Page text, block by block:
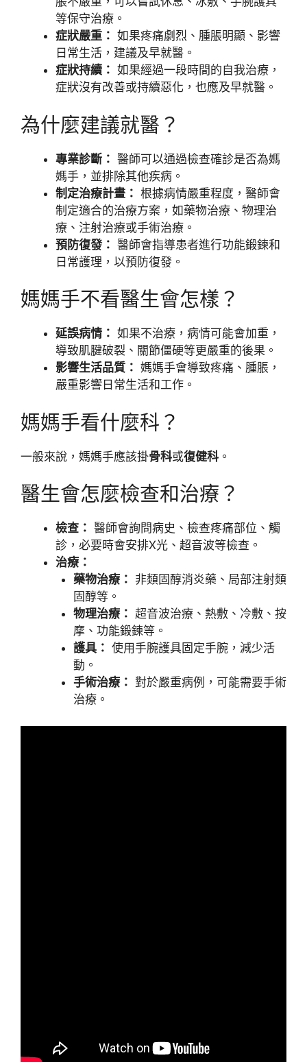
等保守治療。
症狀嚴重： 如果疼痛劇烈、腫脹明顯、影響
日常生活，建議及早就醫。
症狀持續： 如果經過一段時間的自我治療，
症狀沒有改善或持續惡化，也應及早就醫。
為什麼建議就醫？
專業診斷： 醫師可以通過檢查確診是否為媽
媽手，並排除其他疾病。
制定治療計畫： 根據病情嚴重程度，醫師會
制定適合的治療方案，如藥物治療、物理治
療、注射治療或手術治療。
預防復發： 醫師會指導患者進行功能鍛鍊和
日常護理，以預防復發。
媽媽手不看醫生會怎樣？
延誤病情： 如果不治療，病情可能會加重，
導致肌腱破裂、關節僵硬等更嚴重的後果。
影響生活品質： 媽媽手會導致疼痛、腫脹，
嚴重影響日常生活和工作。
媽媽手看什麼科？
一般來說，媽媽手應該掛骨科或復健科 。
醫生會怎麼檢查和治療？
檢查： 醫師會詢問病史、檢查疼痛部位、觸
診，必要時會安排X光、超音波等檢查。
治療：
藥物治療： 非類固醇消炎藥、局部注射類
固醇等。
物理治療： 超音波治療、熱敷、冷敷、按
摩、功能鍛鍊等。
護具： 使用手腕護具固定手腕，減少活
動。
手術治療： 對於嚴重病例，可能需要手術
治療。